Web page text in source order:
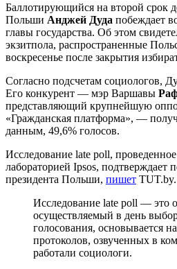
Баллотирующийся на второй срок
Польши Анджей Дуда побеждает
главы государства. Об этом
экзитпола, распространенные
воскресенье после закрытия
Согласно подсчетам социологов,
Его конкурент — мэр Варшавы
представляющий крупнейшую
«Гражданская платформа», —
данным, 49,6% голосов.
Исследование late poll,
лабораторией Ipsos, подтверждает
президента Польши, пишет TUT.by.
Исследование late poll — это
осуществляемый в день
голосования, основывается на
протоколов, озвученных в
работали социологи.